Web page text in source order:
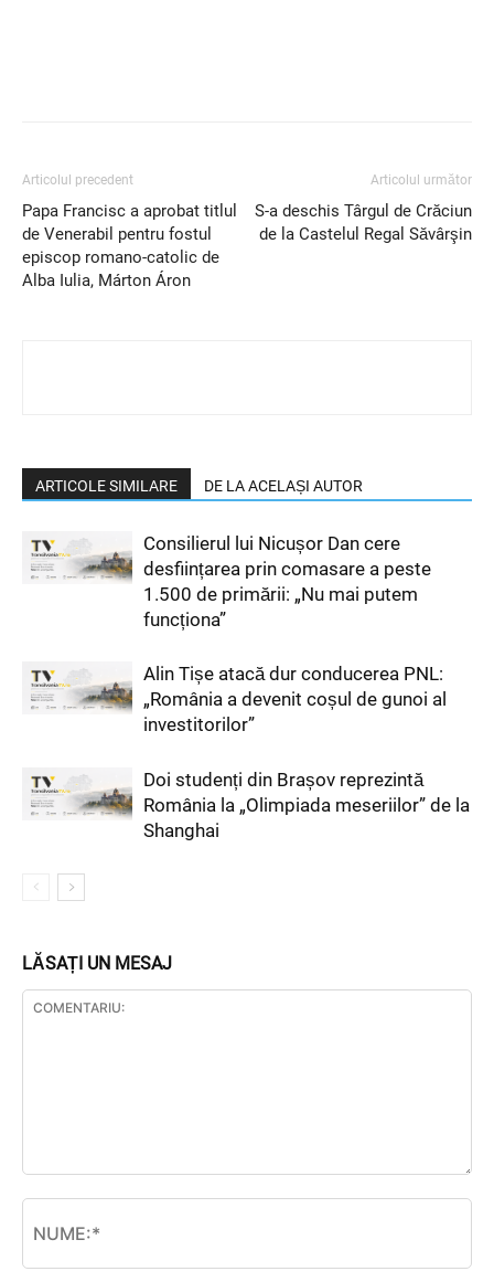
Articolul precedent
Papa Francisc a aprobat titlul
de Venerabil pentru fostul
episcop romano-catolic de
Alba Iulia, Márton Áron
Articolul următor
S-a deschis Târgul de Crăciun
de la Castelul Regal Săvârşin
ARTICOLE SIMILARE DE LA ACELAȘI AUTOR
Consilierul lui Nicușor Dan cere
desființarea prin comasare a peste
1.500 de primării: „Nu mai putem
funcționa”
Alin Tișe atacă dur conducerea PNL:
„România a devenit coșul de gunoi al
investitorilor”
Doi studenți din Brașov reprezintă
România la „Olimpiada meseriilor” de la
Shanghai
LĂSAȚI UN MESAJ